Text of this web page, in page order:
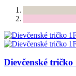
Dievčenské